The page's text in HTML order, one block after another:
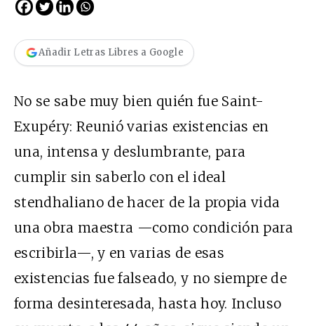
Añadir Letras Libres a Google
No se sabe muy bien quién fue Saint-
Exupéry: Reunió varias existencias en
una, intensa y deslumbrante, para
cumplir sin saberlo con el ideal
stendhaliano de hacer de la propia vida
una obra maestra —como condición para
escribirla—, y en varias de esas
existencias fue falseado, y no siempre de
forma desinteresada, hasta hoy. Incluso